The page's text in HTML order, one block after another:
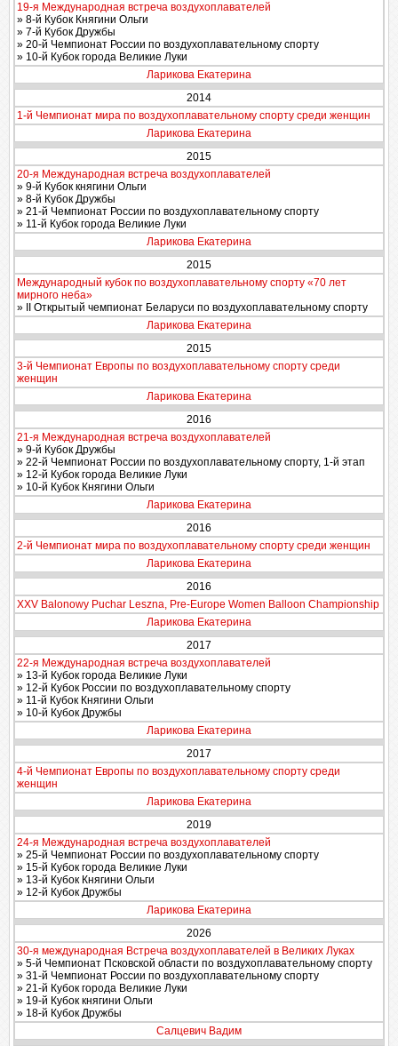
19-я Международная встреча воздухоплавателей
» 8-й Кубок Княгини Ольги
» 7-й Кубок Дружбы
» 20-й Чемпионат России по воздухоплавательному спорту
» 10-й Кубок города Великие Луки
Ларикова Екатерина
2014
1-й Чемпионат мира по воздухоплавательному спорту среди женщин
Ларикова Екатерина
2015
20-я Международная встреча воздухоплавателей
» 9-й Кубок княгини Ольги
» 8-й Кубок Дружбы
» 21-й Чемпионат России по воздухоплавательному спорту
» 11-й Кубок города Великие Луки
Ларикова Екатерина
2015
Международный кубок по воздухоплавательному спорту «70 лет
мирного неба»
» II Открытый чемпионат Беларуси по воздухоплавательному спорту
Ларикова Екатерина
2015
3-й Чемпионат Европы по воздухоплавательному спорту среди
женщин
Ларикова Екатерина
2016
21-я Международная встреча воздухоплавателей
» 9-й Кубок Дружбы
» 22-й Чемпионат России по воздухоплавательному спорту, 1-й этап
» 12-й Кубок города Великие Луки
» 10-й Кубок Княгини Ольги
Ларикова Екатерина
2016
2-й Чемпионат мира по воздухоплавательному спорту среди женщин
Ларикова Екатерина
2016
XXV Balonowy Puchar Leszna, Pre-Europe Women Balloon Championship
Ларикова Екатерина
2017
22-я Международная встреча воздухоплавателей
» 13-й Кубок города Великие Луки
» 12-й Кубок России по воздухоплавательному спорту
» 11-й Кубок Княгини Ольги
» 10-й Кубок Дружбы
Ларикова Екатерина
2017
4-й Чемпионат Европы по воздухоплавательному спорту среди
женщин
Ларикова Екатерина
2019
24-я Международная встреча воздухоплавателей
» 25-й Чемпионат России по воздухоплавательному спорту
» 15-й Кубок города Великие Луки
» 13-й Кубок Княгини Ольги
» 12-й Кубок Дружбы
Ларикова Екатерина
2026
30-я международная Встреча воздухоплавателей в Великих Луках
» 5-й Чемпионат Псковской области по воздухоплавательному спорту
» 31-й Чемпионат России по воздухоплавательному спорту
» 21-й Кубок города Великие Луки
» 19-й Кубок княгини Ольги
» 18-й Кубок Дружбы
Салцевич Вадим